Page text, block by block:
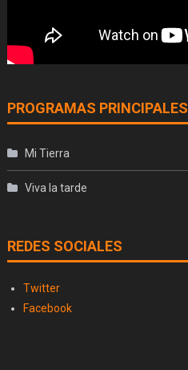
PROGRAMAS PRINCIPALES
Mi Tierra
Viva la tarde
REDES SOCIALES
Twitter
Facebook